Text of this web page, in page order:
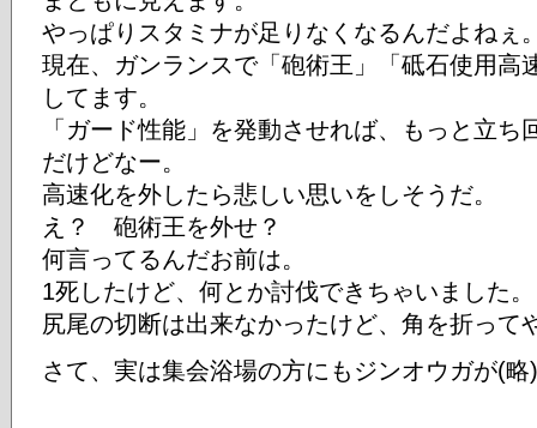
やっぱりスタミナが足りなくなるんだよねぇ
現在、ガンランスで「砲術王」「砥石使用高
してます。
「ガード性能」を発動させれば、もっと立
だけどなー。
高速化を外したら悲しい思いをしそうだ。
え？ 砲術王を外せ？
何言ってるんだお前は。
1死したけど、何とか討伐できちゃいました。
尻尾の切断は出来なかったけど、角を折って
さて、実は集会浴場の方にもジンオウガが(略)